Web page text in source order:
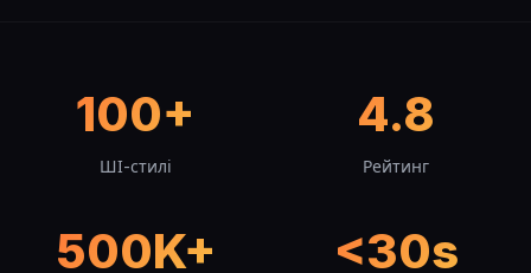
100+
ШІ-стилі
4.8
Рейтинг
500K+ <30s